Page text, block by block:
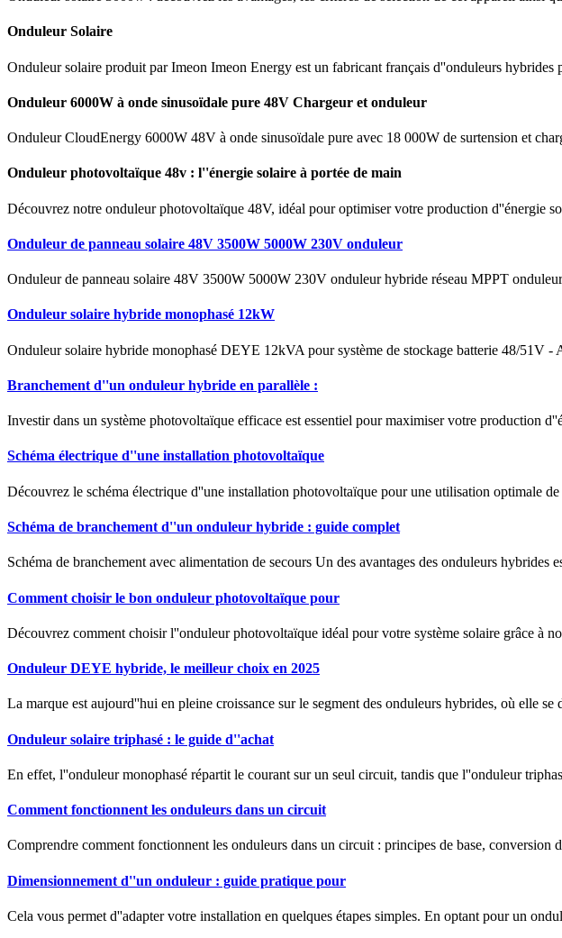
Onduleur Solaire
Onduleur solaire produit par Imeon Imeon Energy est un fabricant français d''onduleurs hybrides
Onduleur 6000W à onde sinusoïdale pure 48V Chargeur et onduleur
Onduleur CloudEnergy 6000W 48V à onde sinusoïdale pure avec 18 000W de surtension et
Onduleur photovoltaïque 48v : l''énergie solaire à portée de main
Découvrez notre onduleur photovoltaïque 48V, idéal pour optimiser votre production d''énergie
Onduleur de panneau solaire 48V 3500W 5000W 230V onduleur
Onduleur de panneau solaire 48V 3500W 5000W 230V onduleur hybride réseau MPPT
Onduleur solaire hybride monophasé 12kW
Onduleur solaire hybride monophasé DEYE 12kVA pour système de stockage batterie 48/51V -
Branchement d''un onduleur hybride en parallèle :
Investir dans un système photovoltaïque efficace est essentiel pour maximiser votre production
Schéma électrique d''une installation photovoltaïque
Découvrez le schéma électrique d''une installation photovoltaïque pour une utilisation optimale
Schéma de branchement d''un onduleur hybride : guide complet
Schéma de branchement avec alimentation de secours Un des avantages des onduleurs hybrides
Comment choisir le bon onduleur photovoltaïque pour
Découvrez comment choisir l''onduleur photovoltaïque idéal pour votre système solaire grâce à
Onduleur DEYE hybride, le meilleur choix en 2025
La marque est aujourd''hui en pleine croissance sur le segment des onduleurs hybrides, où elle
Onduleur solaire triphasé : le guide d''achat
En effet, l''onduleur monophasé répartit le courant sur un seul circuit, tandis que l''onduleur
Comment fonctionnent les onduleurs dans un circuit
Comprendre comment fonctionnent les onduleurs dans un circuit : principes de base,
Dimensionnement d''un onduleur : guide pratique pour
Cela vous permet d''adapter votre installation en quelques étapes simples. En optant pour un